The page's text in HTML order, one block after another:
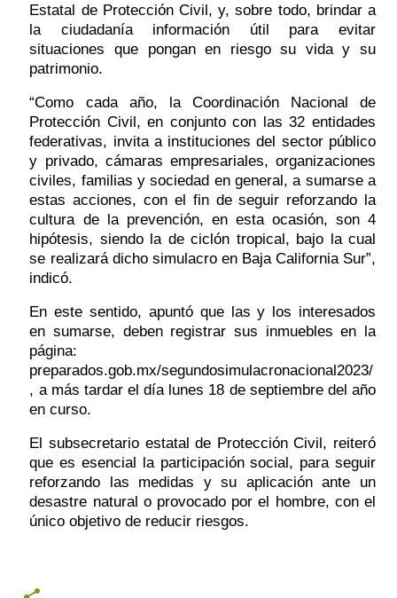
Estatal de Protección Civil, y, sobre todo, brindar a
la ciudadanía información útil para evitar
situaciones que pongan en riesgo su vida y su
patrimonio.
“Como cada año, la Coordinación Nacional de
Protección Civil, en conjunto con las 32 entidades
federativas, invita a instituciones del sector público
y privado, cámaras empresariales, organizaciones
civiles, familias y sociedad en general, a sumarse a
estas acciones, con el fin de seguir reforzando la
cultura de la prevención, en esta ocasión, son 4
hipótesis, siendo la de ciclón tropical, bajo la cual
se realizará dicho simulacro en Baja California Sur”,
indicó.
En este sentido, apuntó que las y los interesados
en sumarse, deben registrar sus inmuebles en la
página:
preparados.gob.mx/segundosimulacronacional2023/
, a más tardar el día lunes 18 de septiembre del año
en curso.
El subsecretario estatal de Protección Civil, reiteró
que es esencial la participación social, para seguir
reforzando las medidas y su aplicación ante un
desastre natural o provocado por el hombre, con el
único objetivo de reducir riesgos.